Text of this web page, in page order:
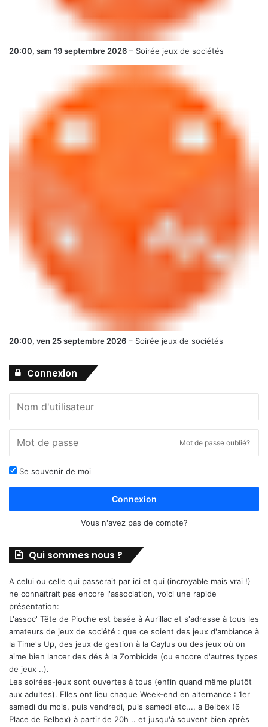
20:00, sam 19 septembre 2026 – Soirée jeux de sociétés
20:00, ven 25 septembre 2026 – Soirée jeux de sociétés
Connexion
Mot de passe oublié?
Se souvenir de moi
Connexion
Vous n'avez pas de compte?
Qui sommes nous ?
A celui ou celle qui passerait par ici et qui (incroyable mais vrai !)
ne connaîtrait pas encore l'association, voici une rapide
présentation:
L'assoc' Tête de Pioche est basée à Aurillac et s'adresse à tous les
amateurs de jeux de société : que ce soient des jeux d'ambiance à
la Time's Up, des jeux de gestion à la Caylus ou des jeux où on
aime bien lancer des dés à la Zombicide (ou encore d'autres types
de jeux ..).
Les soirées-jeux sont ouvertes à tous (enfin quand même plutôt
aux adultes). Elles ont lieu chaque Week-end en alternance : 1er
samedi du mois, puis vendredi, puis samedi etc..., a Belbex (6
Place de Belbex) à partir de 20h .. et jusqu'à souvent bien après